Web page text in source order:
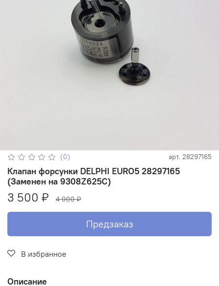
(0) арт. 28297165
Клапан форсунки DELPHI EURO5 28297165
(Заменен на 9308Z625C)
3 500 ₽ 4 000 ₽
Предзаказ
В избранное
Описание